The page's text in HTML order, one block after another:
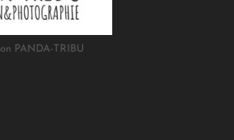
PANDA-TRIBU